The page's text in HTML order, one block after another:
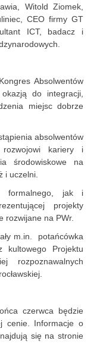
Witold Ziomek,
CEO firmy GT
ICT, badacz i
Absolwentów
do integracji,
miejsc dobrze
absolwentów
rozwojowi kariery i
środowiskowe na
i uczelni.
formalnego, jak i
projekty
rozwijane na PWr.
m.in. potańcówka
kultowego Projektu
rozpoznawalnych
czerwca będzie
cenie. Informacje o
się na stronie